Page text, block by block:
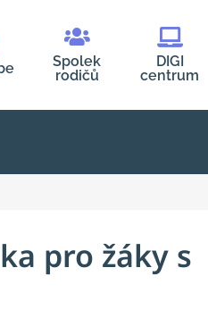
Spolek
rodičů
DIGI
centrum
pro žáky s